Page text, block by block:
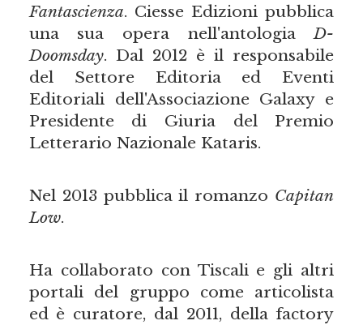
Fantascienza. Ciesse Edizioni pubblica
una sua opera nell'antologia D-
Doomsday. Dal 2012 è il responsabile
del Settore Editoria ed Eventi
Editoriali dell'Associazione Galaxy e
Presidente di Giuria del Premio
Letterario Nazionale Kataris.
Nel 2013 pubblica il romanzo Capitan
Low.
Ha collaborato con Tiscali e gli altri
portali del gruppo come articolista
ed è curatore, dal 2011, della factory